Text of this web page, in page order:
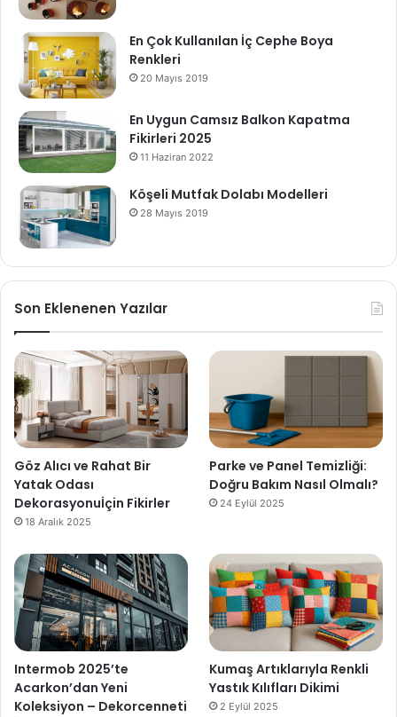
En Çok Kullanılan İç Cephe Boya
Renkleri
20 Mayıs 2019
En Uygun Camsız Balkon Kapatma
Fikirleri 2025
11 Haziran 2022
Köşeli Mutfak Dolabı Modelleri
28 Mayıs 2019
Son Eklenenen Yazılar
Göz Alıcı ve Rahat Bir
Yatak Odası
Dekorasyonuİçin Fikirler
18 Aralık 2025
Parke ve Panel Temizliği:
Doğru Bakım Nasıl Olmalı?
24 Eylül 2025
Intermob 2025’te
Acarkon’dan Yeni
Koleksiyon – Dekorcenneti
Kumaş Artıklarıyla Renkli
Yastık Kılıfları Dikimi
2 Eylül 2025